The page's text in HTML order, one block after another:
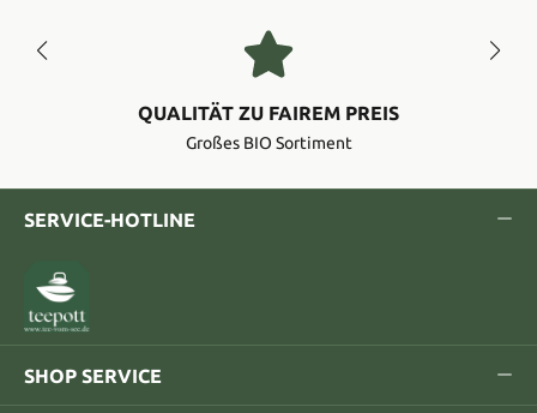
QUALITÄT ZU FAIREM PREIS
Großes BIO Sortiment
SERVICE-HOTLINE
SHOP SERVICE